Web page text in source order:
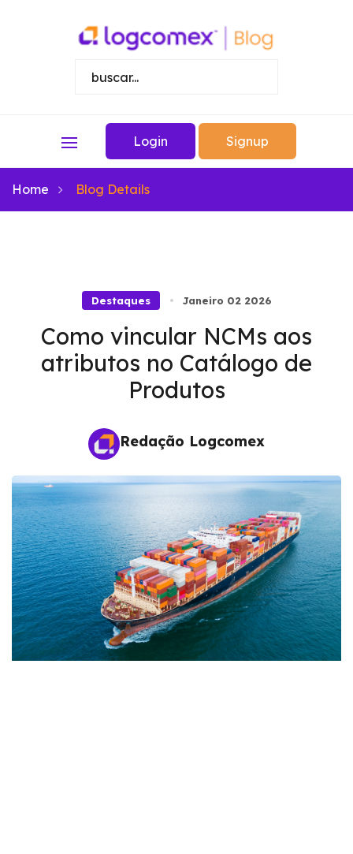
Login Signup
Home Blog Details
Destaques Janeiro 02 2026
Como vincular NCMs aos
atributos no Catálogo de
Produtos
Redação Logcomex